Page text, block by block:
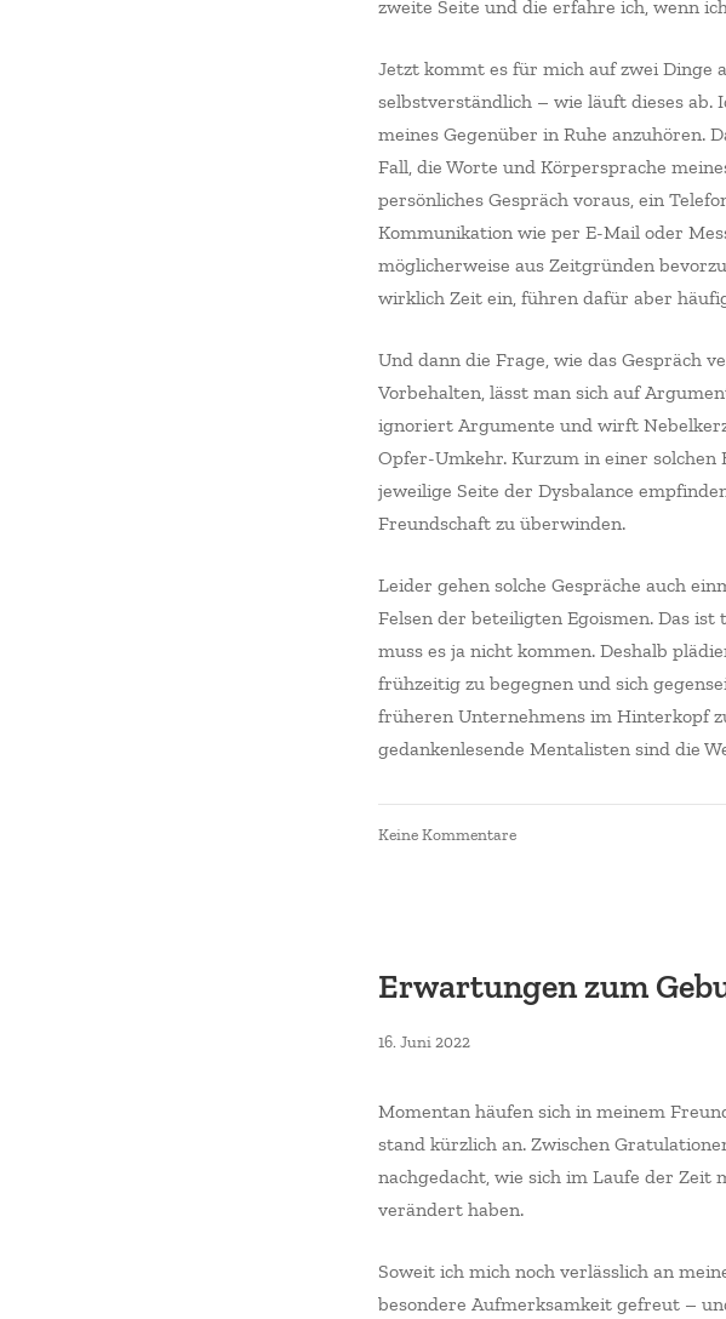
zweite Seite und die erfahre ich, wenn
Jetzt kommt es für mich auf zwei Dinge
selbstverständlich – wie läuft dieses ab.
meines Gegenüber in Ruhe anzuhören.
Fall, die Worte und Körpersprache
persönliches Gespräch voraus, ein
Kommunikation wie per E-Mail oder
möglicherweise aus Zeitgründen
wirklich Zeit ein, führen dafür aber
Und dann die Frage, wie das Gespräch
Vorbehalten, lässt man sich auf
ignoriert Argumente und wirft
Opfer-Umkehr. Kurzum in einer solchen
jeweilige Seite der Dysbalance
Freundschaft zu überwinden.
Leider gehen solche Gespräche auch
Felsen der beteiligten Egoismen. Das
muss es ja nicht kommen. Deshalb
frühzeitig zu begegnen und sich
früheren Unternehmens im Hinterkopf
gedankenlesende Mentalisten sind die
Keine Kommentarezu
Erwartungen zum
16. Juni 2022
Momentan häufen sich in meinem
stand kürzlich an. Zwischen
nachgedacht, wie sich im Laufe der
verändert haben.
Soweit ich mich noch verlässlich an
besondere Aufmerksamkeit gefreut –